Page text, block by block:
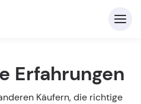
Erfahrungen
Käufern, die richtige